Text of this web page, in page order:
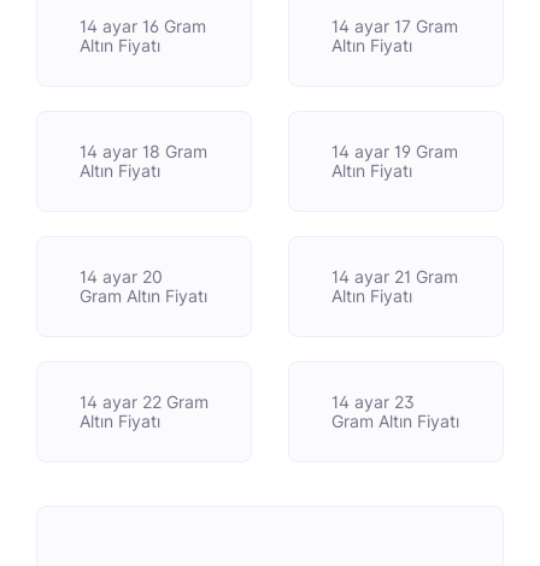
14 ayar 16 Gram
Altın Fiyatı
14 ayar 17 Gram
Altın Fiyatı
14 ayar 18 Gram
Altın Fiyatı
14 ayar 19 Gram
Altın Fiyatı
14 ayar 20
Gram Altın Fiyatı
14 ayar 21 Gram
Altın Fiyatı
14 ayar 22 Gram
Altın Fiyatı
14 ayar 23
Gram Altın Fiyatı